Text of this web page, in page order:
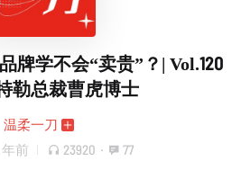
牌学不会“卖贵”？| Vol.120
勒总裁曹虎博士
温柔一刀
年前 23920 · 77